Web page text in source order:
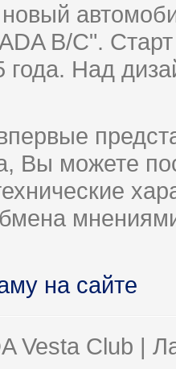
B/C".
года. Над
Вы можете
на сайте
Vesta Club |